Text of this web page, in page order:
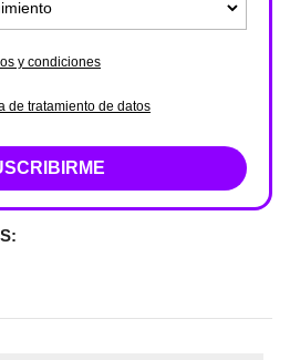
y condiciones
de tratamiento de datos